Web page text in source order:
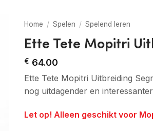
Home / Spelen / Spelend leren
Ette Tete Mopitri
€ 64.00
Ette Tete Mopitri Uitbreiding
nog uitdagender en
Let op! Alleen geschikt voor